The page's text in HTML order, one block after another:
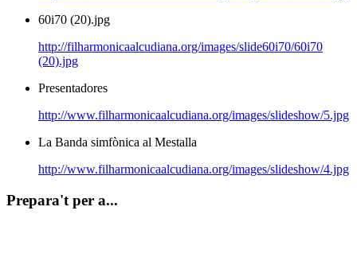
60i70 (20).jpg
http://filharmonicaalcudiana.org/images/slide60i70/60i70
(20).jpg
Presentadores
http://www.filharmonicaalcudiana.org/images/slideshow/5.jpg
La Banda simfònica al Mestalla
http://www.filharmonicaalcudiana.org/images/slideshow/4.jpg
Prepara't per a...